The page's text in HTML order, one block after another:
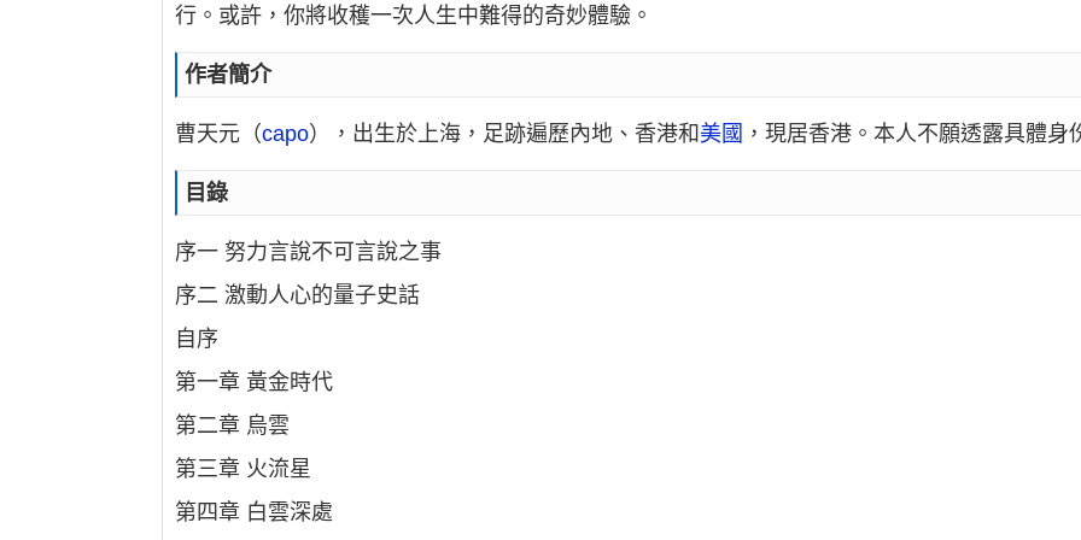
行。或許，你將收穫一次人生中難得的奇妙體驗。
作者簡介
曹天元（capo），出生於上海，足跡遍歷內地、香港和 美國 ，現居香港。本人不願透露具體身
目錄
序一 努力言說不可言說之事
序二 激動人心的量子史話
自序
第一章 黃金時代
第二章 烏雲
第三章 火流星
第四章 白雲深處